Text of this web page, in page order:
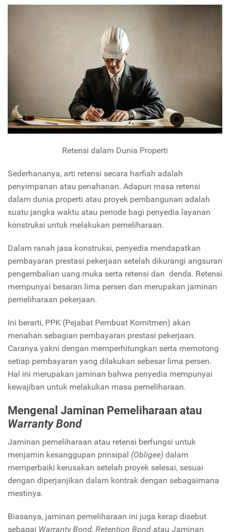
Retensi dalam Dunia Properti
Sederhananya, arti retensi secara harfiah adalah
penyimpanan atau penahanan. Adapun masa retensi
dalam dunia properti atau proyek pembangunan adalah
suatu jangka waktu atau periode bagi penyedia layanan
konstruksi untuk melakukan pemeliharaan.
Dalam ranah jasa konstruksi, penyedia mendapatkan
pembayaran prestasi pekerjaan setelah dikurangi angsuran
pengembalian uang muka serta retensi dan denda. Retensi
mempunyai besaran lima persen dan merupakan jaminan
pemeliharaan pekerjaan.
Ini berarti, PPK (Pejabat Pembuat Komitmen) akan
menahan sebagian pembayaran prestasi pekerjaan.
Caranya yakni dengan memperhitungkan serta memotong
setiap pembayaran yang dilakukan sebesar lima persen.
Hal ini merupakan jaminan bahwa penyedia mempunyai
kewajiban untuk melakukan masa pemeliharaan.
Mengenal Jaminan Pemeliharaan atau
Warranty Bond
Jaminan pemeliharaan atau retensi berfungsi untuk
menjamin kesanggupan prinsipal (Obligee) dalam
memperbaiki kerusakan setelah proyek selesai, sesuai
dengan diperjanjikan dalam kontrak dengan sebagaimana
mestinya.
Biasanya, jaminan pemeliharaan ini juga kerap disebut
sebagai Warranty Bond, Retention Bond atau Jaminan